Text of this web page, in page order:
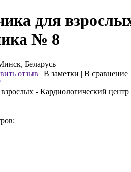
для
№ 8
Беларусь
отзыв | В заметки | В сравнение